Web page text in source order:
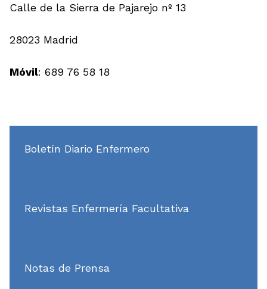
Calle de la Sierra de Pajarejo nº 13
28023 Madrid
Móvil: 689 76 58 18
Boletín Diario Enfermero
Revistas Enfermería Facultativa
Notas de Prensa